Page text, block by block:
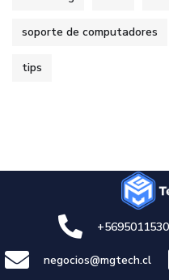
soporte de computadores
tips
negocios@mgtech.cl